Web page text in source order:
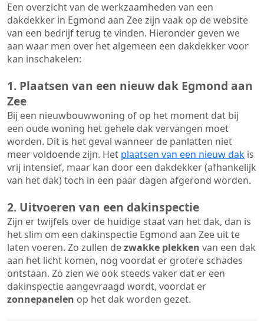
Een overzicht van de werkzaamheden van een
dakdekker in Egmond aan Zee zijn vaak op de website
van een bedrijf terug te vinden. Hieronder geven we
aan waar men over het algemeen een dakdekker voor
kan inschakelen:
1. Plaatsen van een nieuw dak Egmond aan
Zee
Bij een nieuwbouwwoning of op het moment dat bij
een oude woning het gehele dak vervangen moet
worden. Dit is het geval wanneer de panlatten niet
meer voldoende zijn. Het plaatsen van een nieuw dak is
vrij intensief, maar kan door een dakdekker (afhankelijk
van het dak) toch in een paar dagen afgerond worden.
2. Uitvoeren van een dakinspectie
Zijn er twijfels over de huidige staat van het dak, dan is
het slim om een dakinspectie Egmond aan Zee uit te
laten voeren. Zo zullen dezwakke plekken van een dak
aan het licht komen, nog voordat er grotere schades
ontstaan. Zo zien we ook steeds vaker dat er een
dakinspectie aangevraagd wordt, voordat er
zonnepanelen op het dak worden gezet.